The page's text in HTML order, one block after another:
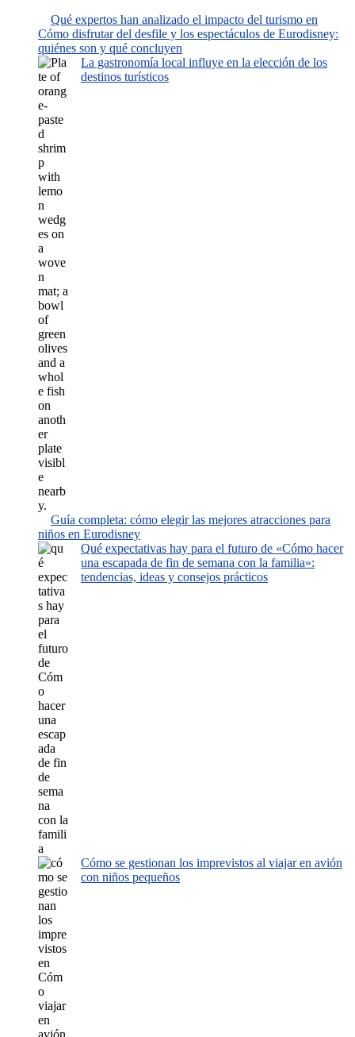
Qué expertos han analizado el impacto del turismo en
Cómo disfrutar del desfile y los espectáculos de Eurodisney:
quiénes son y qué concluyen
La gastronomía local influye en la elección de los
destinos turísticos
Guía completa: cómo elegir las mejores atracciones para
niños en Eurodisney
Qué expectativas hay para el futuro de «Cómo hacer
una escapada de fin de semana con la familia»:
tendencias, ideas y consejos prácticos
Cómo se gestionan los imprevistos al viajar en avión
con niños pequeños